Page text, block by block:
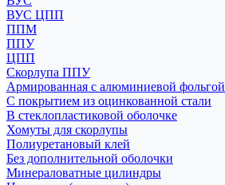
ВУС ЦПП
ППМ
ППУ
ЦПП
Скорлупа ППУ
Армированная с алюминиевой фольгой
С покрытием из оцинкованной стали
В стеклопластиковой оболочке
Хомуты для скорлупы
Полиуретановый клей
Без дополнительной оболочки
Минераловатные цилиндры